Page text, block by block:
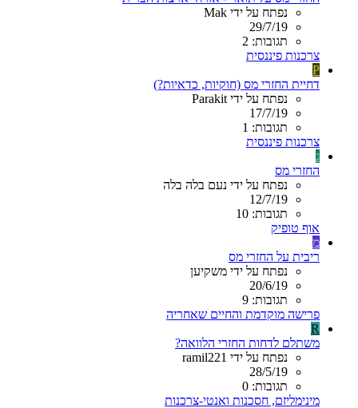
נפתח על ידי Mak
29/7/19
תגובות: 2
צרכנות פיננסית
P
דחיית החזרי מס (חוקיות, כדאיות?)
נפתח על ידי Parakit
17/7/19
תגובות: 1
צרכנות פיננסית
נ
החזרי מס
נפתח על ידי נעם בלה בלה
12/7/19
תגובות: 10
אוף טופיק
מ
ריבית על החזרי מס
נפתח על ידי משקיען
20/6/19
תגובות: 9
פרישה מוקדמת והחיים שאחריה
R
משתלם לדחות החזרי הלוואה?
נפתח על ידי ramil221
28/5/19
תגובות: 0
מינימליזם, חסכנות ואנטי-צרכנות